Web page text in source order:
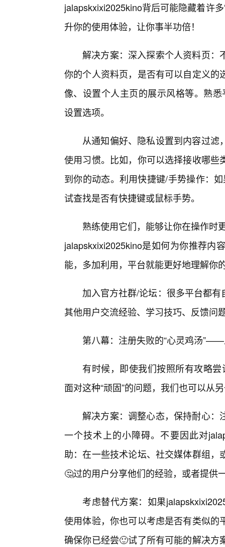
jalapskxixi2025kino背后可能隐藏着许
升你的使用体验，让你事半功倍！
解决方案：深入探索个人资料页：
你的个人资料页，是否有可以自定义
像、设置个人主页的展示风格等。熟
设置选项。
从通知偏好、隐私设置到内容过
使用习惯。比如，你可以选择接收哪
到你的动态。利用快捷键/手势操作：
试查找是否有快捷键或鼠标手势。
熟练使用它们，能够让你在操作时
jalapskxixi2025kino是如何为你推荐内
能，多加利用，平台就能更好地理解你
加入官方社群/论坛：很多平台都
其他用户交流经验、学习技巧、反馈问
第八幕：注册失败的“心灵鸡汤
有时候，即使我们按照所有攻略
面对这种“顽固”的问题，我们也可以从
解决方案：调整心态，保持耐心：
一个技术上的小障碍。不要因此对
助：在一些技术论坛、社交媒体群组
🤔过的用户分享他们的经验，或者提供
考虑替代方案：如果
使用体验，你也可以考虑是否有类似
确保你已经尝🙂试了所有可能的解决